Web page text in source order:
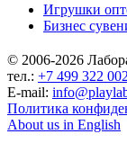
Игрушки
Бизнес
© 2006-2026
тел.: +7 499 322
E-mail:
Политика
About us in English